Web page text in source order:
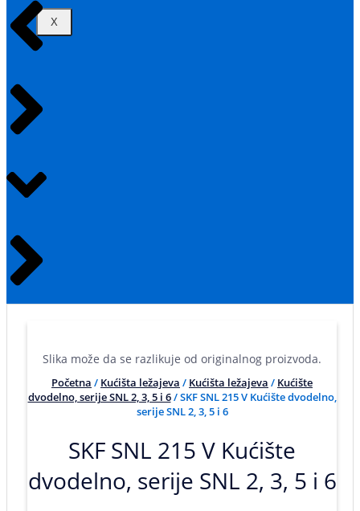
X
Slika može da se razlikuje od originalnog proizvoda.
Početna / Kućišta ležajeva / Kućišta ležajeva / Kućište
dvodelno, serije SNL 2, 3, 5 i 6/ SKF SNL 215 V Kućište dvodelno,
serije SNL 2, 3, 5 i 6
SKF SNL 215 V Kućište
dvodelno, serije SNL 2, 3, 5 i 6